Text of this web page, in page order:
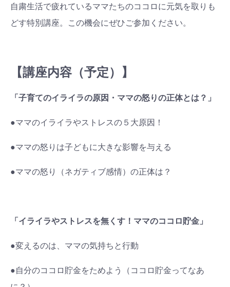
自粛生活で疲れているママたちのココロに元気を取りも
どす特別講座。この機会にぜひご参加ください。
【講座内容（予定）】
「子育てのイライラの原因・ママの怒りの正体とは？」
●ママのイライラやストレスの５大原因！
●ママの怒りは子どもに大きな影響を与える
●ママの怒り（ネガティブ感情）の正体は？
「イライラやストレスを無くす！ママのココロ貯金」
●変えるのは、ママの気持ちと行動
●自分のココロ貯金をためよう（ココロ貯金ってなあ